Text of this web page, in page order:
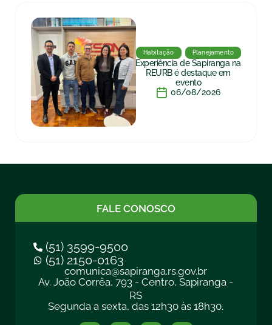
Habitação Planejamento
Experiência de Sapiranga na
REURB é destaque em
evento
06/08/2026
FALE CONOSCO
(51) 3599-9500
(51) 2150-0163
comunica@sapiranga.rs.gov.br
Av. João Corrêa, 793 - Centro, Sapiranga -
RS
Segunda a sexta, das 12h30 às 18h30.